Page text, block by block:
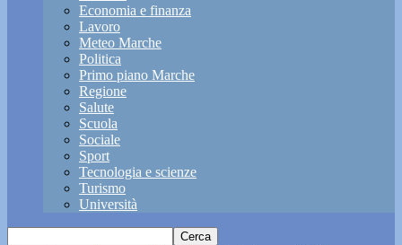
Economia e finanza
Lavoro
Meteo Marche
Politica
Primo piano Marche
Regione
Salute
Scuola
Sociale
Sport
Tecnologia e scienze
Turismo
Università